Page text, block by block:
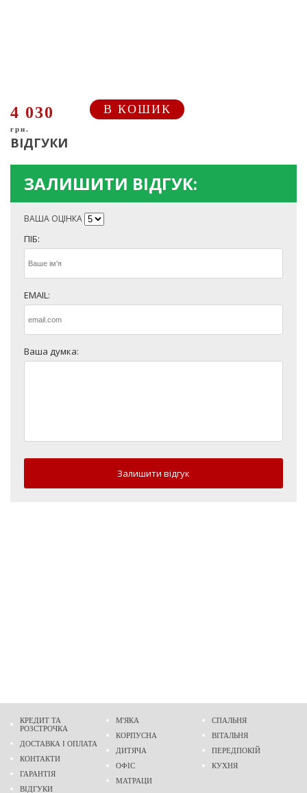
4 030
грн.
В КОШИК
ВІДГУКИ
ЗАЛИШИТИ ВІДГУК:
ВАША ОЦІНКА
ПІБ:
EMAIL:
Ваша думка:
Залишити відгук
КРЕДИТ ТА
РОЗСТРОЧКА
ДОСТАВКА І ОПЛАТА
КОНТАКТИ
ГАРАНТІЯ
ВІДГУКИ
М'ЯКА
КОРПУСНА
ДИТЯЧА
ОФІС
МАТРАЦИ
СПАЛЬНЯ
ВІТАЛЬНЯ
ПЕРЕДПОКІЙ
КУХНЯ